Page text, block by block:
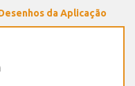
da Aplicação